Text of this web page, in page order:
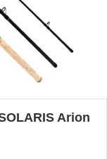
Arion